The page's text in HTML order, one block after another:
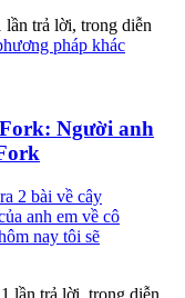
lần trả lời, trong diễn
pháp khác
Người anh
2 bài về cây
anh em về cô
nay tôi sẽ
, 1 lần trả lời, trong diễn